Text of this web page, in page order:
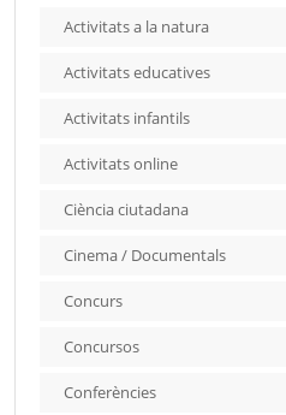
Activitats a la natura
Activitats educatives
Activitats infantils
Activitats online
Ciència ciutadana
Cinema / Documentals
Concurs
Concursos
Conferències